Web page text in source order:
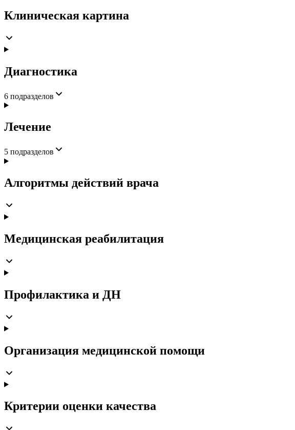
Клиническая картина
Диагностика
6 подразделов
Лечение
5 подразделов
Алгоритмы действий врача
Медицинская реабилитация
Профилактика и ДН
Организация медицинской помощи
Критерии оценки качества